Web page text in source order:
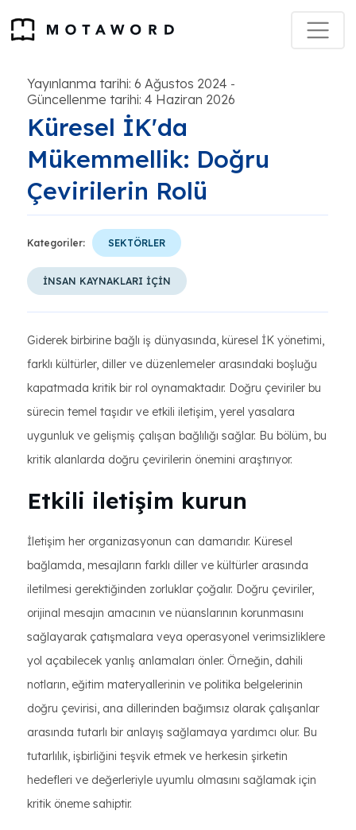
Yayınlanma tarihi: 6 Ağustos 2024 -
Güncellenme tarihi: 4 Haziran 2026
Küresel İK'da
Mükemmellik: Doğru
Çevirilerin Rolü
Kategoriler: SEKTÖRLER
İNSAN KAYNAKLARI İÇİN
Giderek birbirine bağlı iş dünyasında, küresel İK yönetimi,
farklı kültürler, diller ve düzenlemeler arasındaki boşluğu
kapatmada kritik bir rol oynamaktadır. Doğru çeviriler bu
sürecin temel taşıdır ve etkili iletişim, yerel yasalara
uygunluk ve gelişmiş çalışan bağlılığı sağlar. Bu bölüm, bu
kritik alanlarda doğru çevirilerin önemini araştırıyor.
Etkili iletişim kurun
İletişim her organizasyonun can damarıdır. Küresel
bağlamda, mesajların farklı diller ve kültürler arasında
iletilmesi gerektiğinden zorluklar çoğalır. Doğru çeviriler,
orijinal mesajın amacının ve nüanslarının korunmasını
sağlayarak çatışmalara veya operasyonel verimsizliklere
yol açabilecek yanlış anlamaları önler. Örneğin, dahili
notların, eğitim materyallerinin ve politika belgelerinin
doğru çevirisi, ana dillerinden bağımsız olarak çalışanlar
arasında tutarlı bir anlayış sağlamaya yardımcı olur. Bu
tutarlılık, işbirliğini teşvik etmek ve herkesin şirketin
hedefleri ve değerleriyle uyumlu olmasını sağlamak için
kritik öneme sahiptir.